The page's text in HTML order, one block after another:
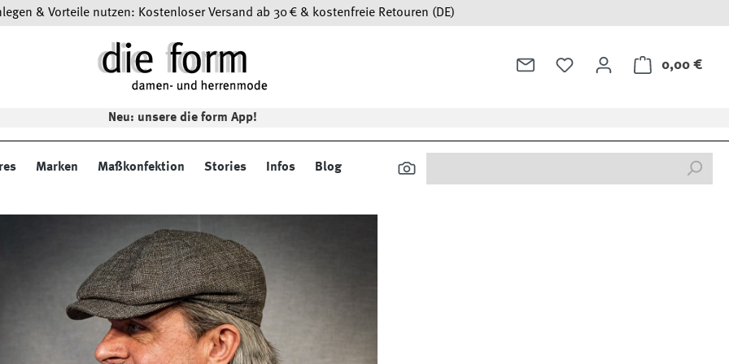
& Vorteile nutzen: Kostenloser Versand ab 30 € & kostenfreie Retouren (DE)
0,00 €
Neu: unsere die form App!
Marken Maßkonfektion Stories Infos Blog